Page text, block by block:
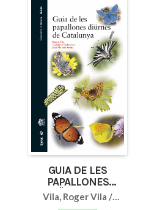
GUIA DE LES
PAPALLONES
DIÜRNES DE
CATALUNYA
Vila, Roger Vila /